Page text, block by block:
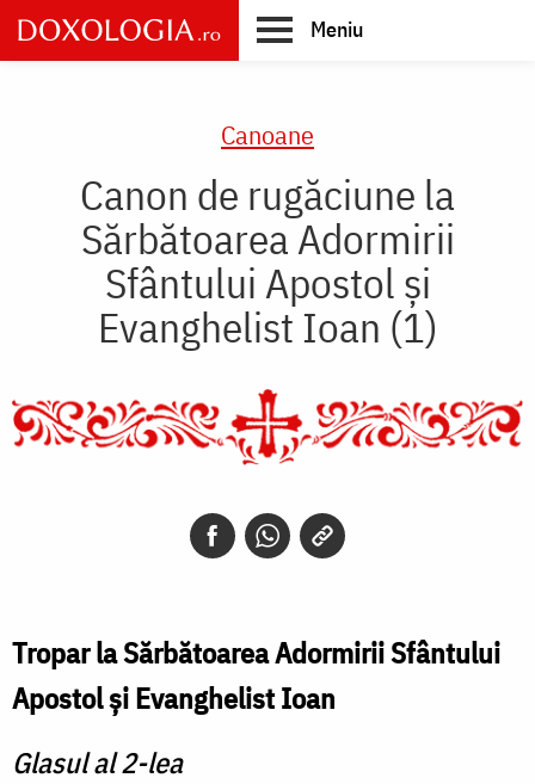
Skip
to
main
Meniu
Canoane
Canon de rugăciune la
Sărbătoarea Adormirii
Sfântului Apostol şi
Evanghelist Ioan (1)
Tropar la Sărbătoarea Adormirii Sfântului
Apostol şi Evanghelist Ioan
Glasul al 2-lea